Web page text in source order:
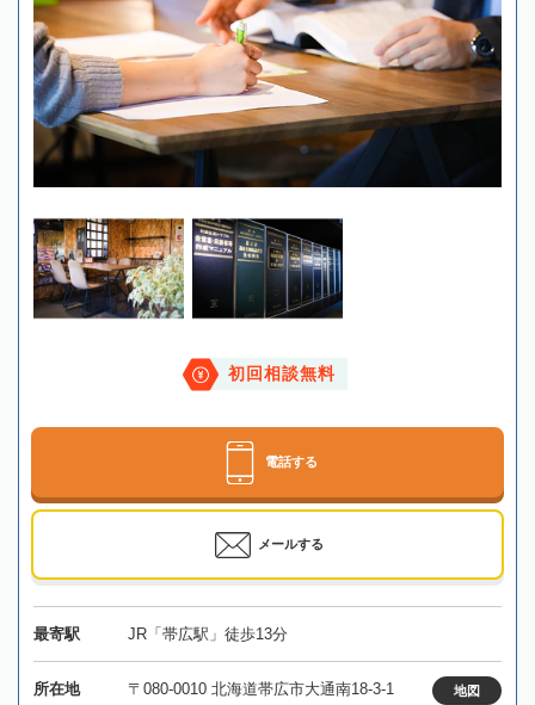
初回相談無料
電話する
メールする
最寄駅 JR「帯広駅」徒歩13分
所在地 〒080-0010 北海道帯広市大通南18-3-1 地図